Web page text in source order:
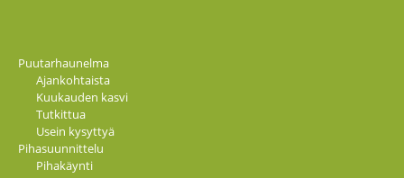
Puutarhaunelma
Ajankohtaista
Kuukauden kasvi
Tutkittua
Usein kysyttyä
Pihasuunnittelu
Pihakäynti